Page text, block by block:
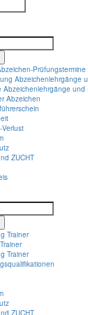
Prüfungstermine
Abzeichenlehrgänge
Abzeichenlehrgänge und
Abzeichen
ZUCHT
Trainer
Trainer